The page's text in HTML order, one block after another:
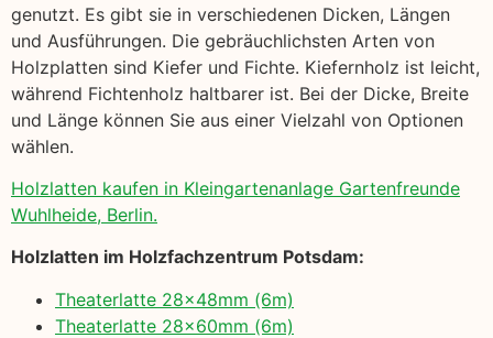
genutzt. Es gibt sie in verschiedenen Dicken, Längen
und Ausführungen. Die gebräuchlichsten Arten von
Holzplatten sind Kiefer und Fichte. Kiefernholz ist leicht,
während Fichtenholz haltbarer ist. Bei der Dicke, Breite
und Länge können Sie aus einer Vielzahl von Optionen
wählen.
Holzlatten kaufen in Kleingartenanlage Gartenfreunde
Wuhlheide, Berlin.
Holzlatten im Holzfachzentrum Potsdam:
Theaterlatte 28x48mm (6m)
Theaterlatte 28x60mm (6m)